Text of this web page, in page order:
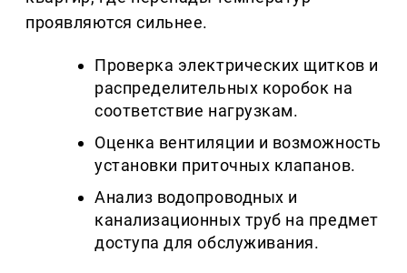
проявляются сильнее.
Проверка электрических щитков и
распределительных коробок на
соответствие нагрузкам.
Оценка вентиляции и возможность
установки приточных клапанов.
Анализ водопроводных и
канализационных труб на предмет
доступа для обслуживания.